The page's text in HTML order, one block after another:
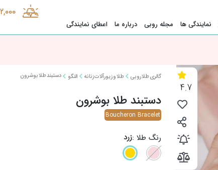
نمایندگی ها مجله روبی درباره ما اعطای نمایندگی
4.7
گالری طلا روبی طلا و زیورآلات زنانه النگو دستبند طلا بوشرون
دستبند طلا بوشرون
Boucheron Bracelet
رنگ طلا :زرد